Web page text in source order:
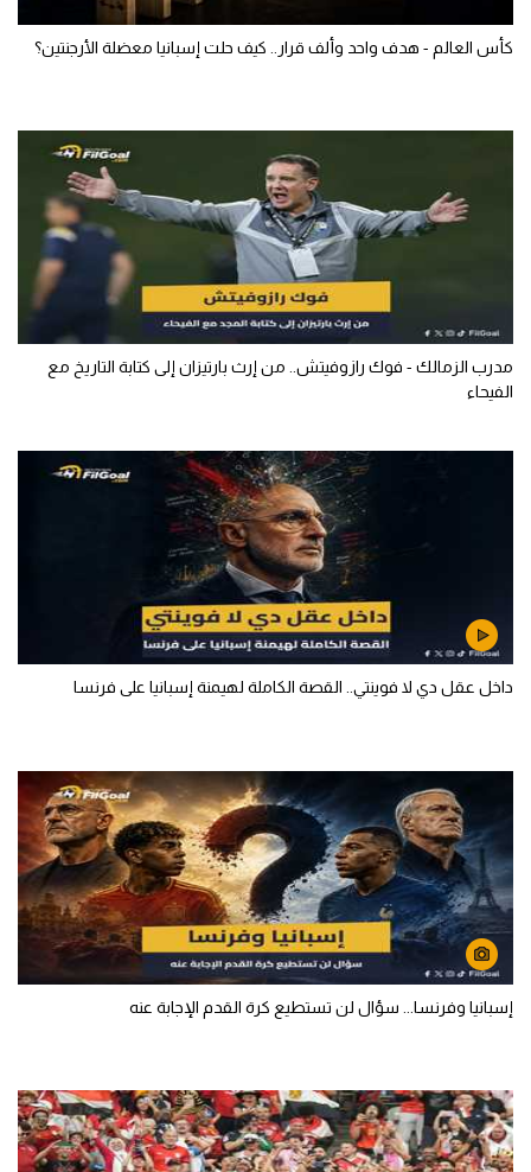
كأس العالم - هدف واحد وألف قرار.. كيف حلت إسبانيا معضلة الأرجنتين؟
مدرب الزمالك - فوك رازوفيتش.. من إرث بارتيزان إلى كتابة التاريخ مع
الفيحاء
داخل عقل دي لا فوينتي.. القصة الكاملة لهيمنة إسبانيا على فرنسا
إسبانيا وفرنسا... سؤال لن تستطيع كرة القدم الإجابة عنه